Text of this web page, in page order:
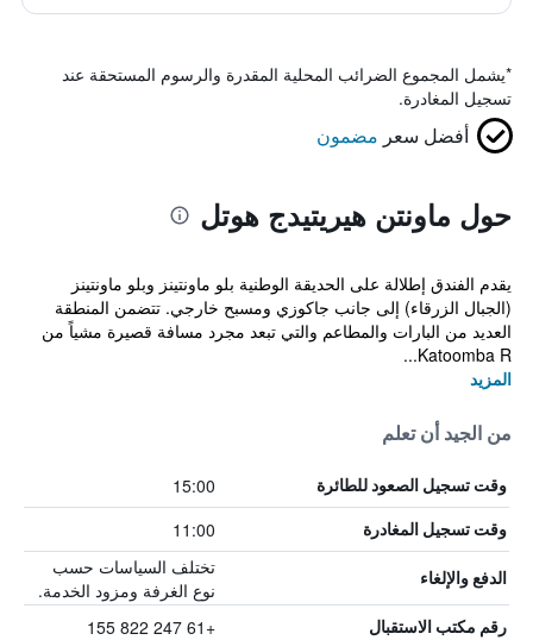
*يشمل المجموع الضرائب المحلية المقدرة والرسوم المستحقة عند
تسجيل المغادرة.
أفضل سعر مضمون
حول ماونتن هيريتيدج هوتل
يقدم الفندق إطلالة على الحديقة الوطنية بلو ماونتينز وبلو ماونتينز
(الجبال الزرقاء) إلى جانب جاكوزي ومسبح خارجي. تتضمن المنطقة
العديد من البارات والمطاعم والتي تبعد مجرد مسافة قصيرة مشياً من
Katoomba R...
المزيد
من الجيد أن تعلم
وقت تسجيل الصعود للطائرة 15:00
وقت تسجيل المغادرة 11:00
الدفع والإلغاء
تختلف السياسات حسب
نوع الغرفة ومزود الخدمة.
رقم مكتب الاستقبال +61 247 822 155